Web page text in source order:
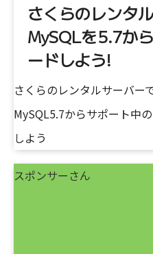
さくらのレンタ
MySQLを5.7か
ードしよう!
さくらのレンタルサーバー
MySQL5.7からサポート中
しよう
スポンサーさん